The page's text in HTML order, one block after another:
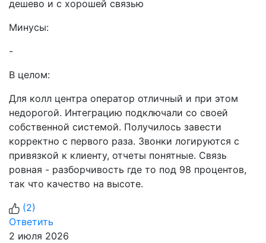
дешево и с хорошей связью
Минусы:
-
В целом:
Для колл центра оператор отличный и при этом
недорогой. Интеграцию подключали со своей
собственной системой. Получилось завести
корректно с первого раза. Звонки логируются с
привязкой к клиенту, отчеты понятные. Связь
ровная - разборчивость где то под 98 процентов,
так что качество на высоте.
(2)
Ответить
2 июля 2026